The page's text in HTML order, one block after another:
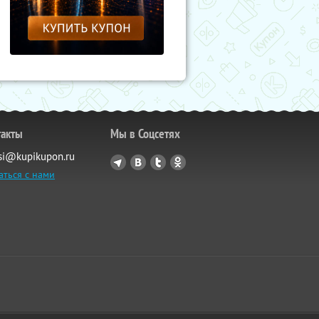
с нами
Мы в Соцсетях